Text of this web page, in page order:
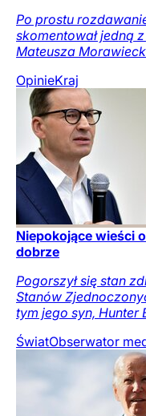
Po prostu
skomentował jedną
Mateusza
OpinieKraj
Niepokojące wieści
dobrze
Pogorszył się stan
Stanów
tym jego syn, Hunter
ŚwiatObserwator